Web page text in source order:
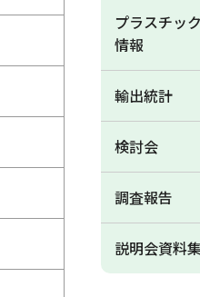
プラスチッ
情報
輸出統計
検討会
調査報告
説明会資料集